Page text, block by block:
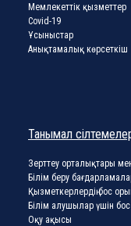
Мемлекеттік қызметтер
Covid-19
Ұсыныстар
Анықтамалық көрсеткіш
Танымал
Зерттеу орталықтары
Білім беру
Қызметкерлердің бос
Білім алушылар үшін бос
Оқу ақысы